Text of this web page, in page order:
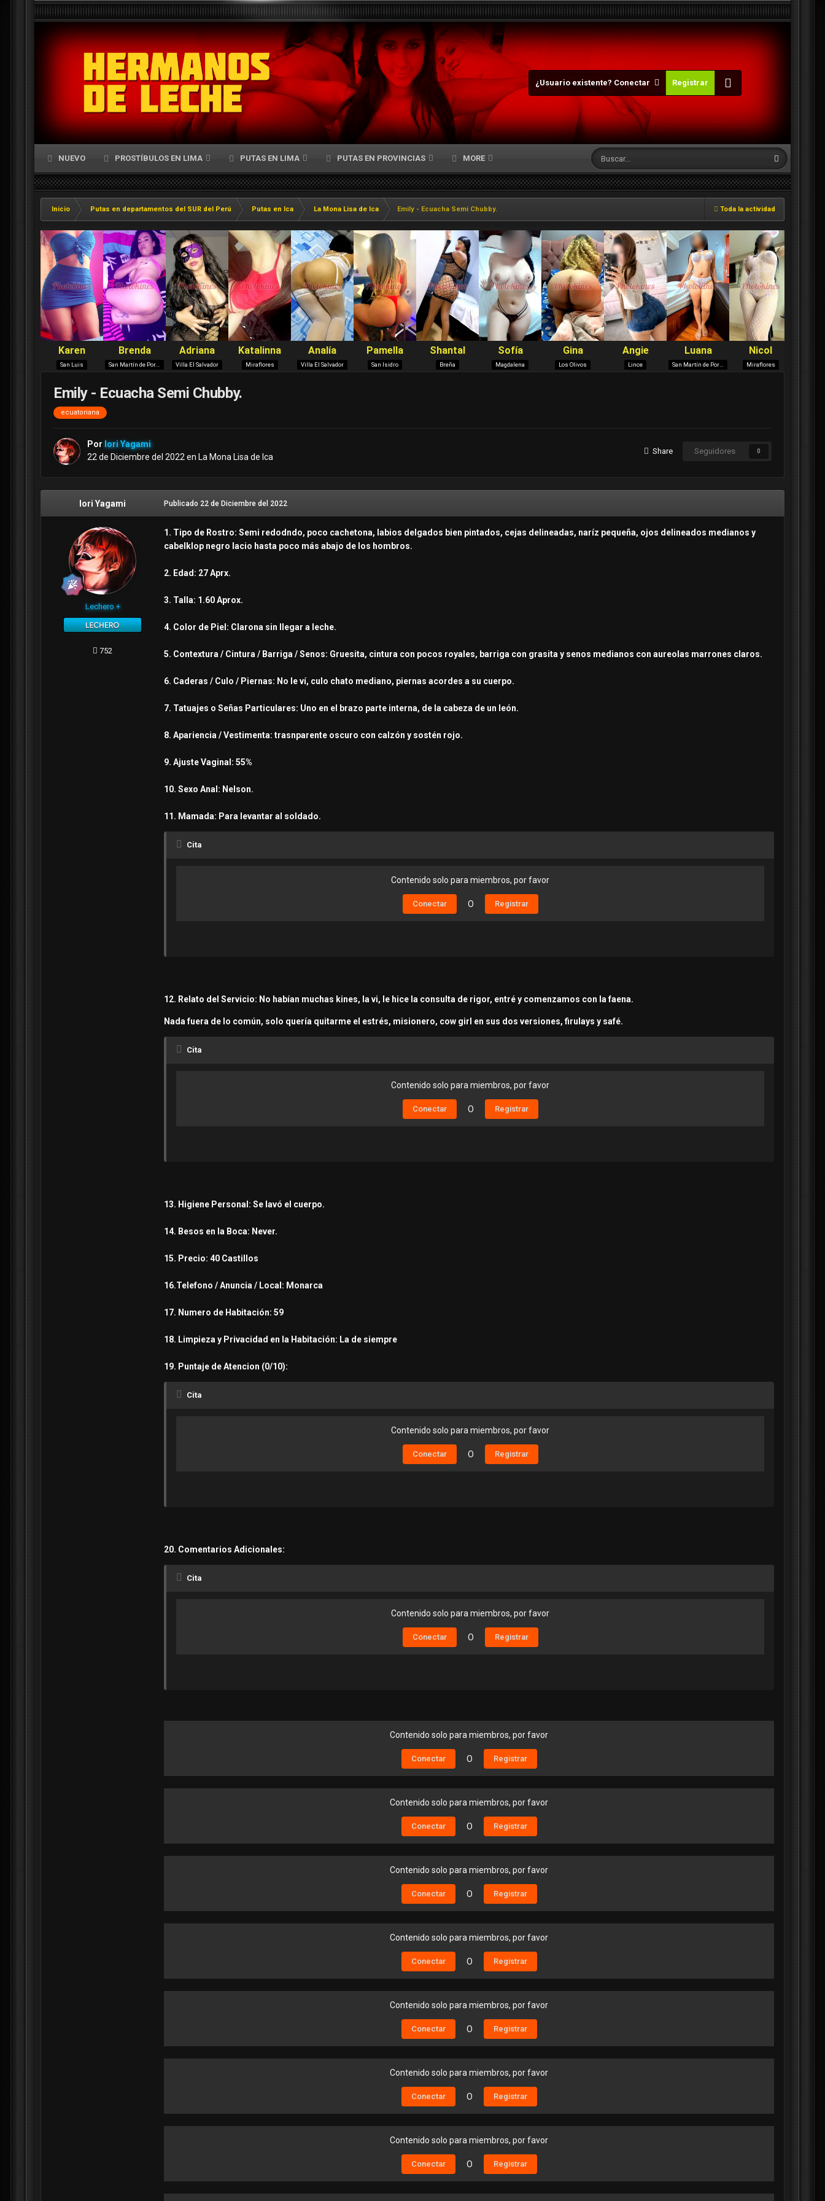
¿Usuario existente? Conectar Registrar
NUEVO PROSTÍBULOS EN LIMA PUTAS EN LIMA PUTAS EN PROVINCIAS MORE
Toda la actividad
Inicio Putas en departamentos del SUR del Perú Putas en Ica La Mona Lisa de Ica Emily - Ecuacha Semi Chubby.
Emily - Ecuacha Semi Chubby.
ecuatoriana
Por Iori Yagami
22 de Diciembre del 2022en La Mona Lisa de Ica
Share Seguidores 0
Iori Yagami
Lechero +
752
Publicado 22 de Diciembre del 2022
1. Tipo de Rostro: Semi redodndo, poco cachetona, labios delgados bien pintados, cejas delineadas, naríz pequeña, ojos delineados medianos y
cabelklop negro lacio hasta poco más abajo de los hombros.
2. Edad: 27 Aprx.
3. Talla: 1.60 Aprox.
4. Color de Piel: Clarona sin llegar a leche.
5. Contextura / Cintura / Barriga / Senos: Gruesita, cintura con pocos royales, barriga con grasita y senos medianos con aureolas marrones claros.
6. Caderas / Culo / Piernas: No le ví, culo chato mediano, piernas acordes a su cuerpo.
7. Tatuajes o Señas Particulares: Uno en el brazo parte interna, de la cabeza de un león.
8. Apariencia / Vestimenta: trasnparente oscuro con calzón y sostén rojo.
9. Ajuste Vaginal: 55%
10. Sexo Anal: Nelson.
11. Mamada: Para levantar al soldado.
Cita
Contenido solo para miembros, por favor
Conectar O Registrar
12. Relato del Servicio: No habían muchas kines, la vi, le hice la consulta de rigor, entré y comenzamos con la faena.
Nada fuera de lo común, solo quería quitarme el estrés, misionero, cow girl en sus dos versiones, firulays y safé.
Cita
Contenido solo para miembros, por favor
Conectar O Registrar
13. Higiene Personal: Se lavó el cuerpo.
14. Besos en la Boca: Never.
15. Precio: 40 Castillos
16.Telefono / Anuncia / Local: Monarca
17. Numero de Habitación: 59
18. Limpieza y Privacidad en la Habitación: La de siempre
19. Puntaje de Atencion (0/10):
Cita
Contenido solo para miembros, por favor
Conectar O Registrar
20. Comentarios Adicionales:
Cita
Contenido solo para miembros, por favor
Conectar O Registrar
Contenido solo para miembros, por favor
Conectar O Registrar
Contenido solo para miembros, por favor
Conectar O Registrar
Contenido solo para miembros, por favor
Conectar O Registrar
Contenido solo para miembros, por favor
Conectar O Registrar
Contenido solo para miembros, por favor
Conectar O Registrar
Contenido solo para miembros, por favor
Conectar O Registrar
Contenido solo para miembros, por favor
Conectar O Registrar